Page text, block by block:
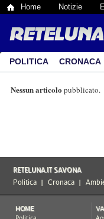
Home Notizie
POLITICA CRONACA
Nessun articolo pubblicato.